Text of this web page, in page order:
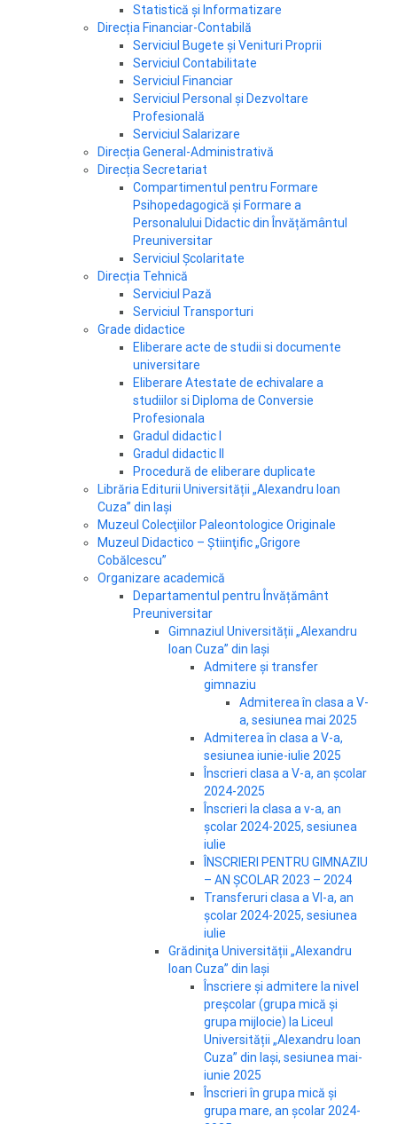
Statistică şi Informatizare
Direcția Financiar-Contabilă
Serviciul Bugete și Venituri Proprii
Serviciul Contabilitate
Serviciul Financiar
Serviciul Personal și Dezvoltare
Profesională
Serviciul Salarizare
Direcția General-Administrativă
Direcția Secretariat
Compartimentul pentru Formare
Psihopedagogică și Formare a
Personalului Didactic din Învățământul
Preuniversitar
Serviciul Școlaritate
Direcția Tehnică
Serviciul Pază
Serviciul Transporturi
Grade didactice
Eliberare acte de studii si documente
universitare
Eliberare Atestate de echivalare a
studiilor si Diploma de Conversie
Profesionala
Gradul didactic I
Gradul didactic II
Procedură de eliberare duplicate
Librăria Editurii Universității „Alexandru Ioan
Cuza” din Iași
Muzeul Colecţiilor Paleontologice Originale
Muzeul Didactico – Ştiinţific „Grigore
Cobălcescu”
Organizare academică
Departamentul pentru Învățământ
Preuniversitar
Gimnaziul Universității „Alexandru
Ioan Cuza” din Iași
Admitere și transfer
gimnaziu
Admiterea în clasa a V-
a, sesiunea mai 2025
Admiterea în clasa a V-a,
sesiunea iunie-iulie 2025
Înscrieri clasa a V-a, an școlar
2024-2025
Înscrieri la clasa a v-a, an
școlar 2024-2025, sesiunea
iulie
ÎNSCRIERI PENTRU GIMNAZIU
– AN ŞCOLAR 2023 – 2024
Transferuri clasa a VI-a, an
școlar 2024-2025, sesiunea
iulie
Grădiniţa Universității „Alexandru
Ioan Cuza” din Iași
Înscriere și admitere la nivel
preșcolar (grupa mică și
grupa mijlocie) la Liceul
Universității „Alexandru Ioan
Cuza” din Iași, sesiunea mai-
iunie 2025
Înscrieri în grupa mică și
grupa mare, an școlar 2024-